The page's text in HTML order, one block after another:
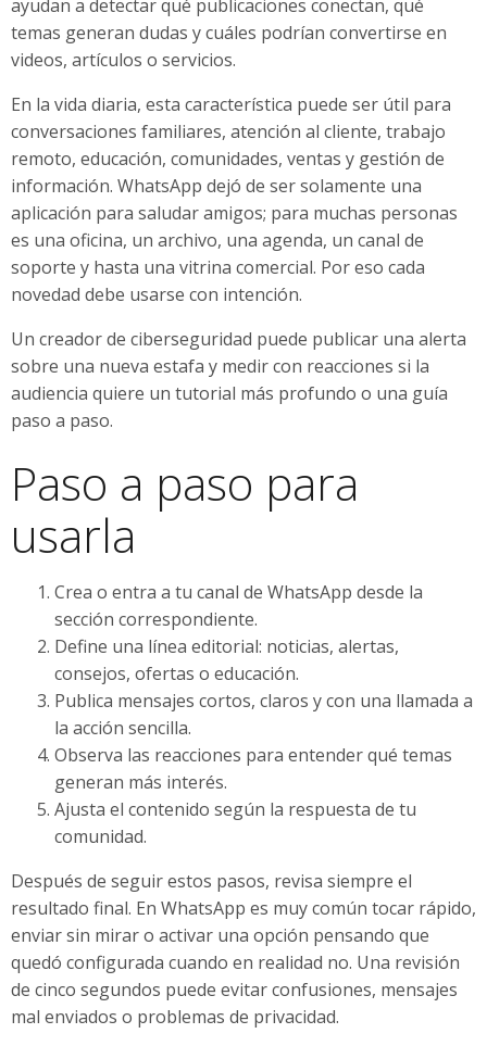
ayudan a detectar qué publicaciones conectan, qué
temas generan dudas y cuáles podrían convertirse en
videos, artículos o servicios.
En la vida diaria, esta característica puede ser útil para
conversaciones familiares, atención al cliente, trabajo
remoto, educación, comunidades, ventas y gestión de
información. WhatsApp dejó de ser solamente una
aplicación para saludar amigos; para muchas personas
es una oficina, un archivo, una agenda, un canal de
soporte y hasta una vitrina comercial. Por eso cada
novedad debe usarse con intención.
Un creador de ciberseguridad puede publicar una alerta
sobre una nueva estafa y medir con reacciones si la
audiencia quiere un tutorial más profundo o una guía
paso a paso.
Paso a paso para
usarla
Crea o entra a tu canal de WhatsApp desde la
sección correspondiente.
Define una línea editorial: noticias, alertas,
consejos, ofertas o educación.
Publica mensajes cortos, claros y con una llamada a
la acción sencilla.
Observa las reacciones para entender qué temas
generan más interés.
Ajusta el contenido según la respuesta de tu
comunidad.
Después de seguir estos pasos, revisa siempre el
resultado final. En WhatsApp es muy común tocar rápido,
enviar sin mirar o activar una opción pensando que
quedó configurada cuando en realidad no. Una revisión
de cinco segundos puede evitar confusiones, mensajes
mal enviados o problemas de privacidad.